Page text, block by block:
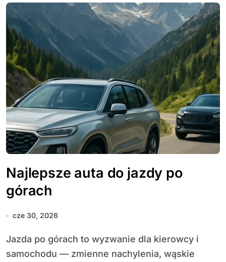
Najlepsze auta do jazdy po
górach
cze 30, 2026
Jazda po górach to wyzwanie dla kierowcy i
samochodu — zmienne nachylenia, wąskie